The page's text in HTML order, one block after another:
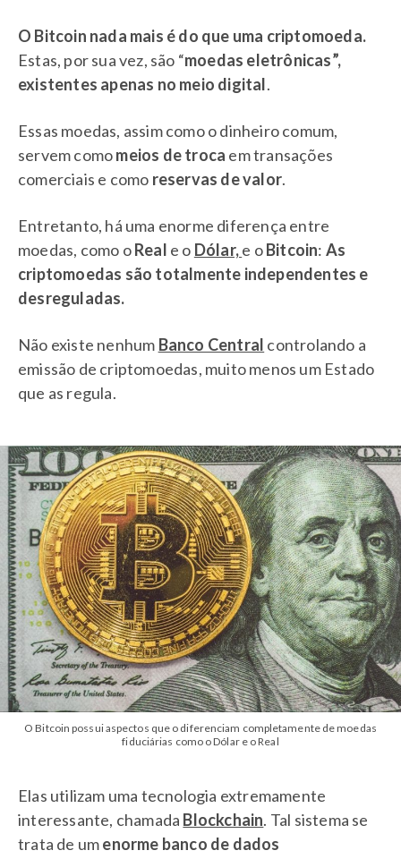
O Bitcoin nada mais é do que uma criptomoeda.
Estas, por sua vez, são “moedas eletrônicas”,
existentes apenas no meio digital.
Essas moedas, assim como o dinheiro comum,
servem comomeios de troca em transações
comerciais e como reservas de valor.
Entretanto, há uma enorme diferença entre
moedas, como oReal e o Dólar,e oBitcoin: As
criptomoedas são totalmente independentes e
desreguladas.
Não existe nenhum Banco Central controlando a
emissão de criptomoedas, muito menos um Estado
que as regula.
O Bitcoin possui aspectos que o diferenciam completamente de moedas
fiduciárias como o Dólar e o Real
Elas utilizam uma tecnologia extremamente
interessante, chamada Blockchain. Tal sistema se
trata de umenorme banco de dados